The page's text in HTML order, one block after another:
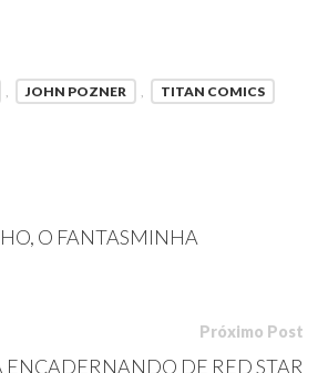
JOHN POZNER TITAN COMICS
O FANTASMINHA
Próximo Post
ENCADERNANDO DE RED STAR